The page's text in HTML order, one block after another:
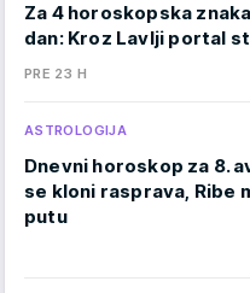
Za 4 horoskopska
dan: Kroz Lavlji portal
PRE 23 H
ASTROLOGIJA
Dnevni horoskop za 8.
se kloni rasprava, Ribe
putu